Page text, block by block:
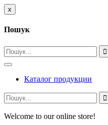
x
Пошук
Каталог продукции
Welcome to our online store!